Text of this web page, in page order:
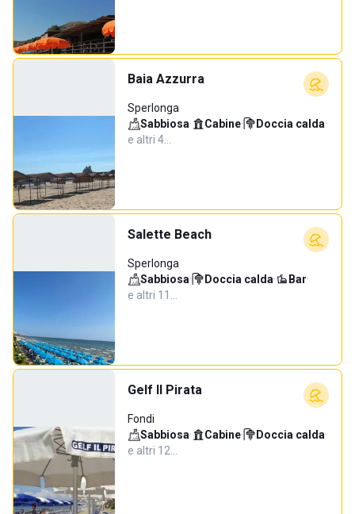
Baia Azzurra
Sperlonga
Sabbiosa· Cabine· Doccia calda·
e altri 4…
Salette Beach
Sperlonga
Sabbiosa· Doccia calda· Bar·
e altri 11…
Gelf Il Pirata
Fondi
Sabbiosa· Cabine· Doccia calda·
e altri 12…